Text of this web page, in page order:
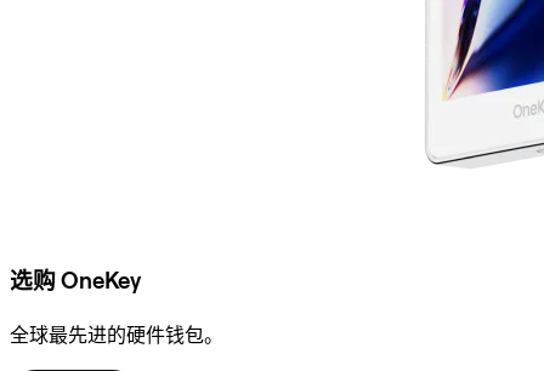
选购 OneKey
全球最先进的硬件钱包。